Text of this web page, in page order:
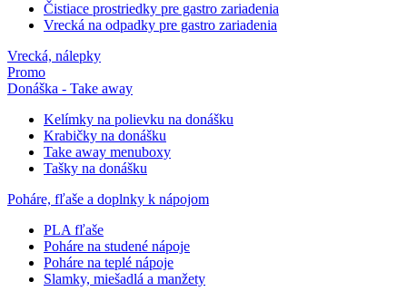
Čistiace prostriedky pre gastro zariadenia
Vrecká na odpadky pre gastro zariadenia
Vrecká, nálepky
Promo
Donáška - Take away
Kelímky na polievku na donášku
Krabičky na donášku
Take away menuboxy
Tašky na donášku
Poháre, fľaše a doplnky k nápojom
PLA fľaše
Poháre na studené nápoje
Poháre na teplé nápoje
Slamky, miešadlá a manžety